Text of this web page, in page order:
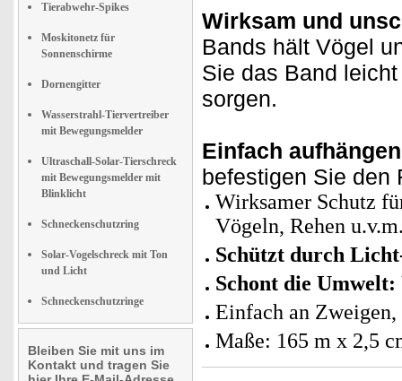
Tierabwehr-Spikes
Moskitonetz für
Sonnenschirme
Dornengitter
Wasserstrahl-Tiervertreiber
mit Bewegungsmelder
Ultraschall-Solar-Tierschreck
mit Bewegungsmelder mit
Blinklicht
Schneckenschutzring
Solar-Vogelschreck mit Ton
und Licht
Schneckenschutzringe
Bleiben Sie mit uns im
Kontakt und tragen Sie
Wirksam und
Bands hält Vögel
Sie das Band
sorgen.
Einfach
befestigen Sie den
Wirksamer Schutz
Vögeln, Rehen
Schützt durch
Schont die Umwelt:
Einfach an Zweigen,
Maße: 165 m x 2,5